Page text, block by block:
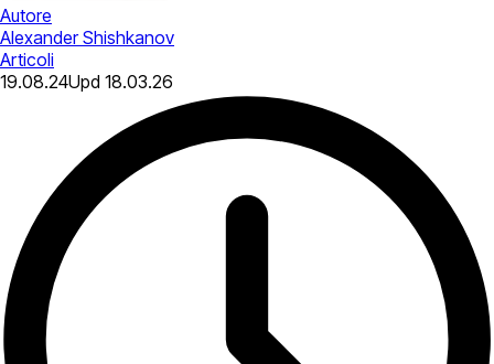
Autore
Alexander Shishkanov
Articoli
19.08.24Upd 18.03.26